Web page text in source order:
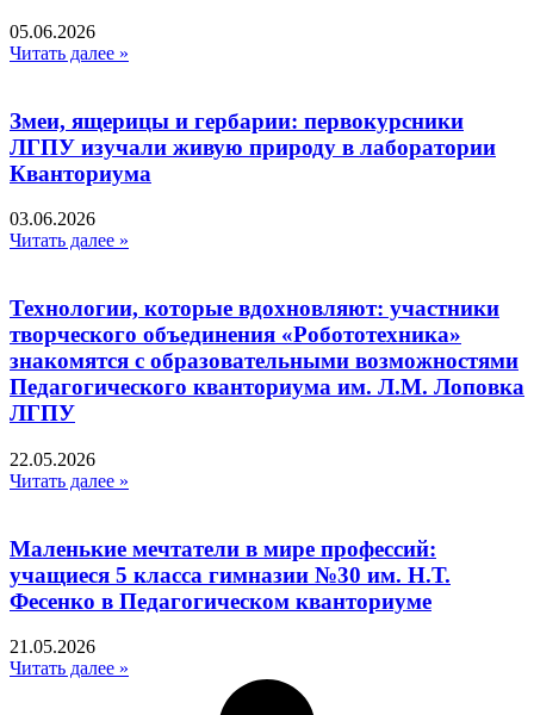
05.06.2026
Читать далее »
Змеи, ящерицы и гербарии: первокурсники
ЛГПУ изучали живую природу в лаборатории
Кванториума
03.06.2026
Читать далее »
Технологии, которые вдохновляют: участники
творческого объединения «Робототехника»
знакомятся с образовательными возможностями
Педагогического кванториума им. Л.М. Лоповка
ЛГПУ
22.05.2026
Читать далее »
Маленькие мечтатели в мире профессий:
учащиеся 5 класса гимназии №30 им. Н.Т.
Фесенко в Педагогическом кванториуме
21.05.2026
Читать далее »